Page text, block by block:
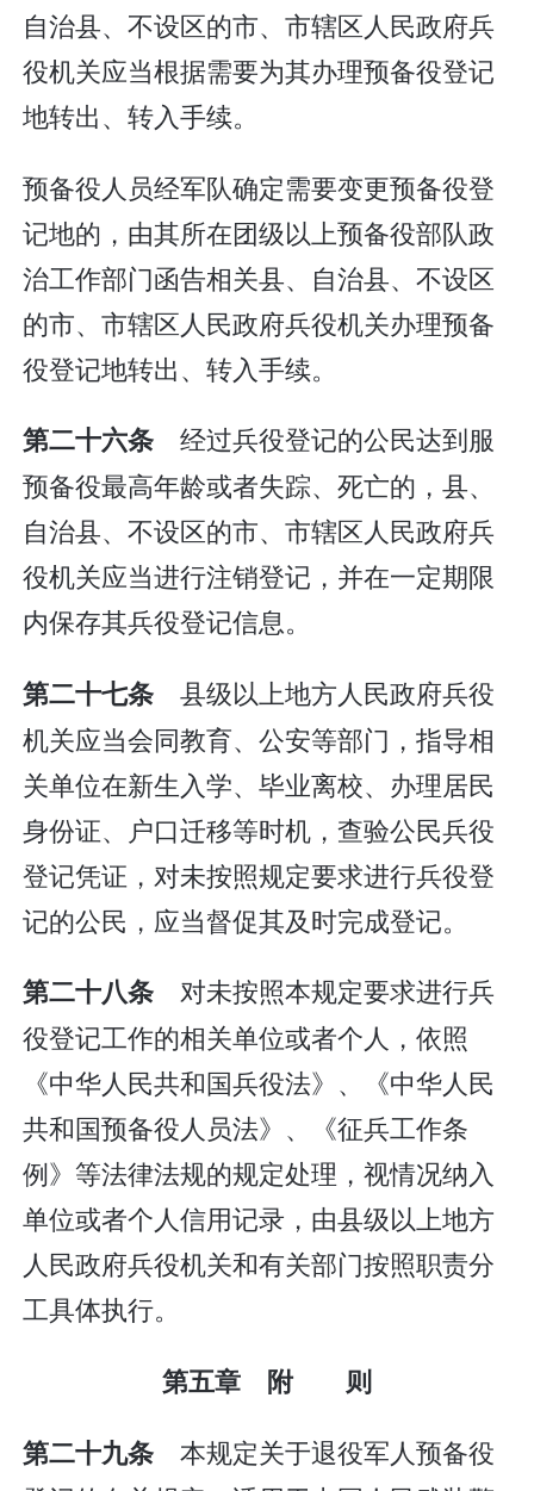
自治县、不设区的市、市辖区人民政府兵
役机关应当根据需要为其办理预备役登记
地转出、转入手续。
预备役人员经军队确定需要变更预备役登
记地的，由其所在团级以上预备役部队政
治工作部门函告相关县、自治县、不设区
的市、市辖区人民政府兵役机关办理预备
役登记地转出、转入手续。
第二十六条经过兵役登记的公民达到服
预备役最高年龄或者失踪、死亡的，县、
自治县、不设区的市、市辖区人民政府兵
役机关应当进行注销登记，并在一定期限
内保存其兵役登记信息。
第二十七条县级以上地方人民政府兵役
机关应当会同教育、公安等部门，指导相
关单位在新生入学、毕业离校、办理居民
身份证、户口迁移等时机，查验公民兵役
登记凭证，对未按照规定要求进行兵役登
记的公民，应当督促其及时完成登记。
第二十八条对未按照本规定要求进行兵
役登记工作的相关单位或者个人，依照
《中华人民共和国兵役法》、《中华人民
共和国预备役人员法》、《征兵工作条
例》等法律法规的规定处理，视情况纳入
单位或者个人信用记录，由县级以上地方
人民政府兵役机关和有关部门按照职责分
工具体执行。
第五章 附 则
第二十九条 本规定关于退役军人预备役